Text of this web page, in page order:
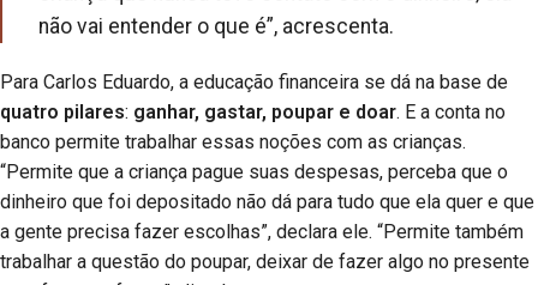
não vai entender o que é”, acrescenta.
Para Carlos Eduardo, a educação financeira se dá na base de
quatro pilares: ganhar, gastar, poupar e doar. E a conta no
banco permite trabalhar essas noções com as crianças.
“Permite que a criança pague suas despesas, perceba que o
dinheiro que foi depositado não dá para tudo que ela quer e que
a gente precisa fazer escolhas”, declara ele. “Permite também
trabalhar a questão do poupar, deixar de fazer algo no presente